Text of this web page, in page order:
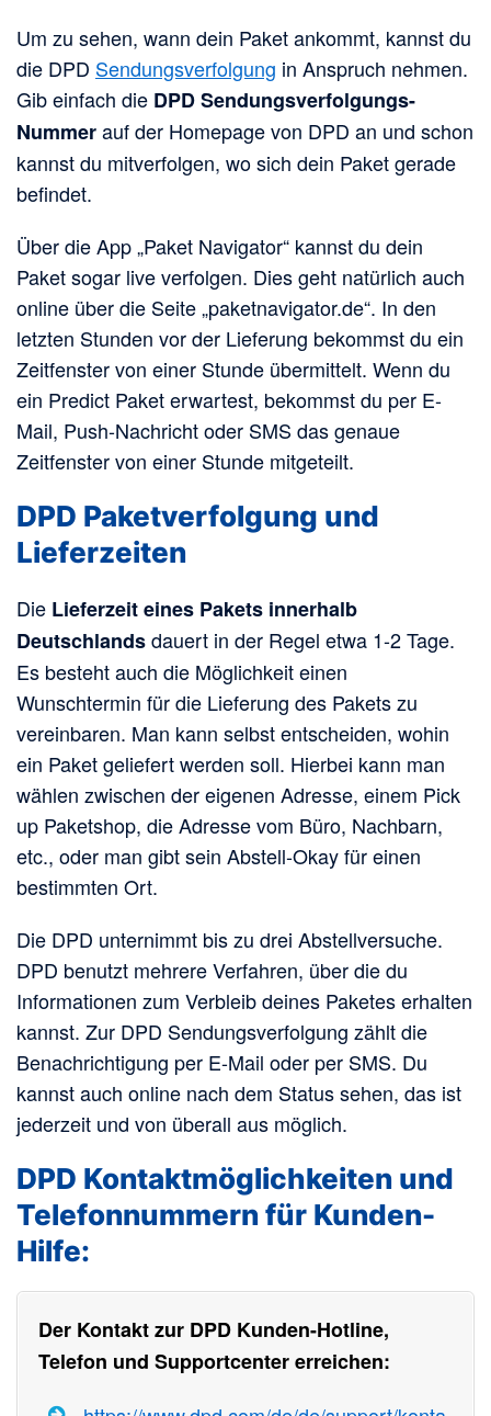
Um zu sehen, wann dein Paket ankommt, kannst du
die DPD Sendungsverfolgung in Anspruch nehmen.
Gib einfach die DPD Sendungsverfolgungs-
Nummerauf der Homepage von DPD an und schon
kannst du mitverfolgen, wo sich dein Paket gerade
befindet.
Über die App „Paket Navigator“ kannst du dein
Paket sogar live verfolgen. Dies geht natürlich auch
online über die Seite „paketnavigator.de“. In den
letzten Stunden vor der Lieferung bekommst du ein
Zeitfenster von einer Stunde übermittelt. Wenn du
ein Predict Paket erwartest, bekommst du per E-
Mail, Push-Nachricht oder SMS das genaue
Zeitfenster von einer Stunde mitgeteilt.
DPD Paketverfolgung und
Lieferzeiten
Die Lieferzeit eines Pakets innerhalb
Deutschlandsdauert in der Regel etwa 1-2 Tage.
Es besteht auch die Möglichkeit einen
Wunschtermin für die Lieferung des Pakets zu
vereinbaren. Man kann selbst entscheiden, wohin
ein Paket geliefert werden soll. Hierbei kann man
wählen zwischen der eigenen Adresse, einem Pick
up Paketshop, die Adresse vom Büro, Nachbarn,
etc., oder man gibt sein Abstell-Okay für einen
bestimmten Ort.
Die DPD unternimmt bis zu drei Abstellversuche.
DPD benutzt mehrere Verfahren, über die du
Informationen zum Verbleib deines Paketes erhalten
kannst. Zur DPD Sendungsverfolgung zählt die
Benachrichtigung per E-Mail oder per SMS. Du
kannst auch online nach dem Status sehen, das ist
jederzeit und von überall aus möglich.
DPD Kontaktmöglichkeiten und
Telefonnummern für Kunden-
Hilfe:
Der Kontakt zur DPD Kunden-Hotline,
Telefon und Supportcenter erreichen: